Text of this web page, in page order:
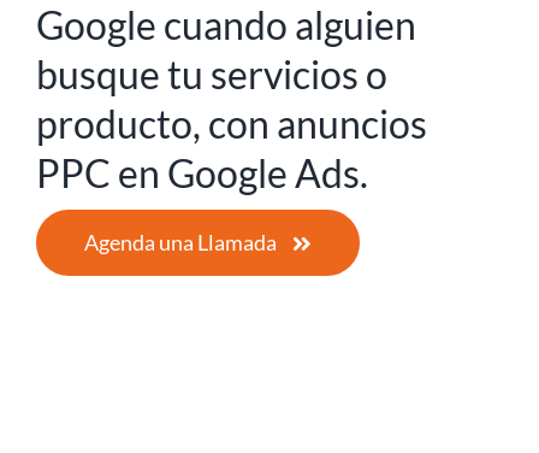
Google cuando alguien
busque tu servicios o
producto, con anuncios
PPC en Google Ads.
Agenda una Llamada